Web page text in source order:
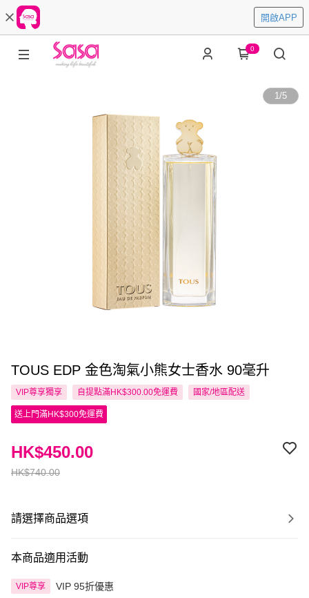
開啟APP
0
1/5
TOUS EDP 金色淘氣小熊女士香水 90毫升
VIP尊享獨享 自提點滿HK$300.00免運費 國家/地區配送
送上門滿HK$300免運費
HK$740.00
HK$450.00
請選擇商品選項
本商品適用活動
VIP尊享 VIP 95折優惠